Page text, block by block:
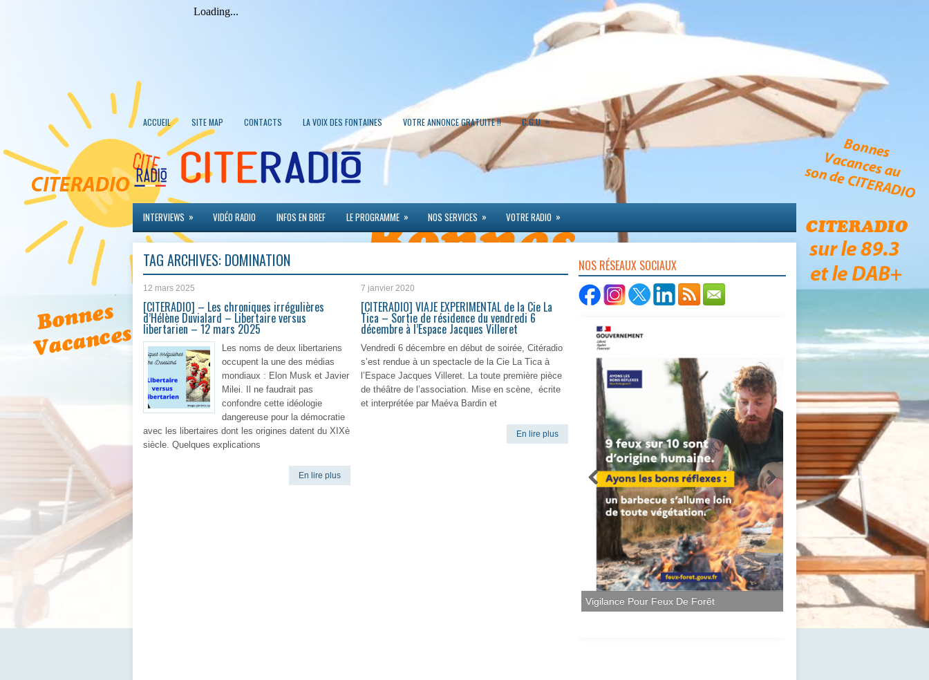
ACCUEIL SITE MAP CONTACTS LA VOIX DES FONTAINES VOTRE ANNONCE GRATUITE !! C.G.U. »
INTERVIEWS » VIDÉO RADIO INFOS EN BREF LE PROGRAMME » NOS SERVICES » VOTRE RADIO »
TAG ARCHIVES: DOMINATION
12 mars 2025
[CITERADIO] – Les chroniques irrégulières
d’Hélène Duvialard – Libertaire versus
libertarien – 12 mars 2025
Les noms de deux libertariens
occupent la une des médias
mondiaux : Elon Musk et Javier
Milei. Il ne faudrait pas
confondre cette idéologie
dangereuse pour la démocratie
avec les libertaires dont les origines datent du XIXè
siècle. Quelques explications
En lire plus
7 janvier 2020
[CITERADIO] VIAJE EXPERIMENTAL de la Cie La
Tica – Sortie de résidence du vendredi 6
décembre à l’Espace Jacques Villeret
Vendredi 6 décembre en début de soirée, Citéradio
s’est rendue à un spectacle de la Cie La Tica à
l’Espace Jacques Villeret. La toute première pièce
de théâtre de l’association. Mise en scène, écrite
et interprétée par Maéva Bardin et
En lire plus
NOS RÉSEAUX SOCIAUX
Vigilance Pour Feux De Forêt